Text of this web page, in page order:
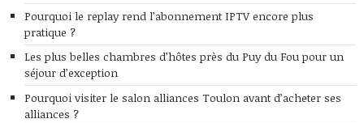
Pourquoi le replay rend l’abonnement IPTV encore plus
pratique ?
Les plus belles chambres d’hôtes près du Puy du Fou pour un
séjour d’exception
Pourquoi visiter le salon alliances Toulon avant d’acheter ses
alliances ?